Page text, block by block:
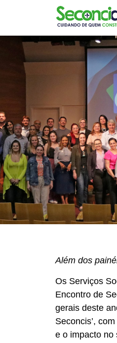
Além dos
Os Serviços
Encontro de
gerais deste
Seconcis’,
e o impacto no